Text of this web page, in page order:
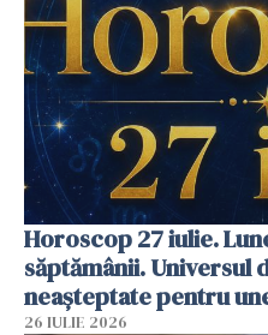
Horoscop 27 iulie.
săptămânii. Universul
neașteptate pentru
26 IULIE 2026